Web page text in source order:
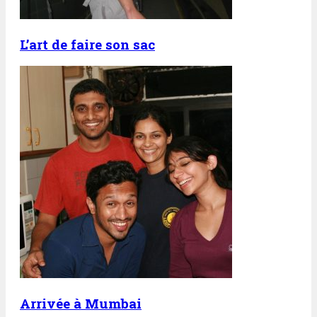
L’art de faire son sac
Arrivée à Mumbai